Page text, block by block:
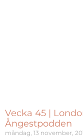
Vecka 45 |
Ångestpodden
måndag, 13 november,